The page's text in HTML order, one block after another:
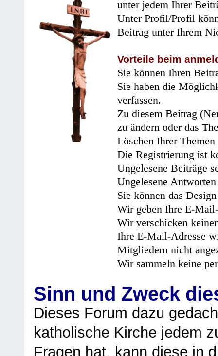
unter jedem Ihrer
Unter Profil/Profil
Beitrag unter Ihrem
Vorteile beim
Sie können Ihren
Sie haben die
verfassen.
Zu diesem Beitrag
zu ändern oder das
Löschen Ihrer
Die Registrierung ist
Ungelesene Beiträge
Ungelesene
Sie können das
Wir geben Ihre E-
Wir verschicken
Ihre E-Mail-Adresse
Mitgliedern nicht
Wir sammeln keine
Sinn und Zweck
Dieses Forum dazu
katholische Kirche jedem
Fragen hat, kann diese in